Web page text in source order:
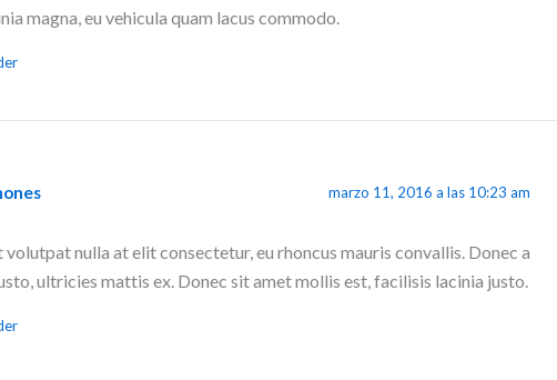
magna, eu vehicula quam lacus commodo.
marzo 11, 2016 a las 10:23 am
volutpat nulla at elit consectetur, eu rhoncus mauris convallis. Donec a
ultricies mattis ex. Donec sit amet mollis est, facilisis lacinia justo.